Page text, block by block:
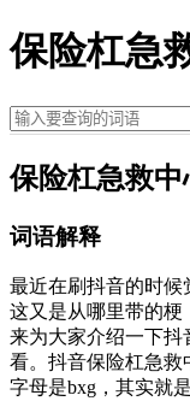
保险杠急
保险杠急救中
词语解释
最近在刷抖音的时候
这又是从哪里带的梗
来为大家介绍一下抖
看。抖音保险杠急救
字母是bxg，其实就